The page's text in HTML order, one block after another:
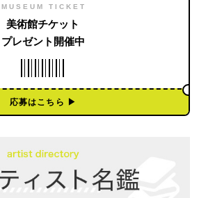
MUSEUM TICKET
美術館チケット
プレゼント開催中
応募はこちら ▶︎